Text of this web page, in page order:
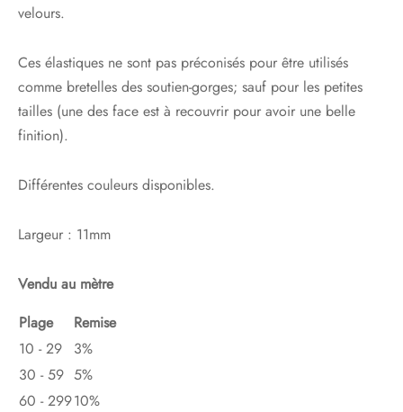
velours.
Ces élastiques ne sont pas préconisés pour être utilisés
comme bretelles des soutien-gorges; sauf pour les petites
tailles (une des face est à recouvrir pour avoir une belle
finition).
Différentes couleurs disponibles.
Largeur : 11mm
Vendu au mètre
Plage
Remise
10 - 29
3%
30 - 59 5%
60 - 29910%